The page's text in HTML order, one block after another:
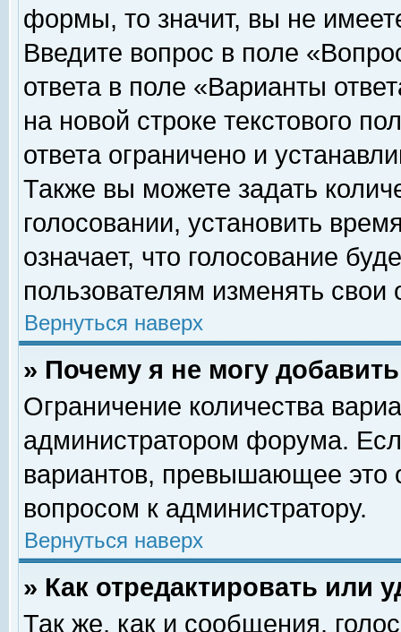
формы, то значит, вы не
Введите вопрос в поле
ответа в поле «Варианты
на новой строке текстового
ответа ограничено и
Также вы можете задать
голосовании, установить
означает, что голосование
пользователям изменять свои
Вернуться наверх
» Почему я не могу
Ограничение количества
администратором форума.
вариантов, превышающее это
вопросом к администратору.
Вернуться наверх
» Как отредактировать или
Так же, как и сообщения,